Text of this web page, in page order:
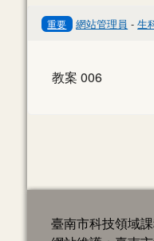
重要 網站管理員 -生
教案 006
臺南市科技領域